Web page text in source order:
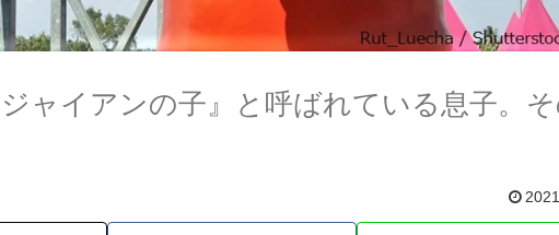
ャイアンの子』と呼ばれている息子。